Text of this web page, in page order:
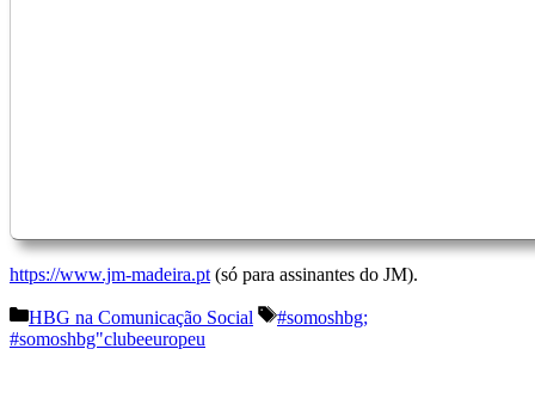
https://www.jm-madeira.pt (só para assinantes do JM).
Categorias
HBG na Comunicação Social Etiquetas
#somoshbg;
#somoshbg"clubeeuropeu